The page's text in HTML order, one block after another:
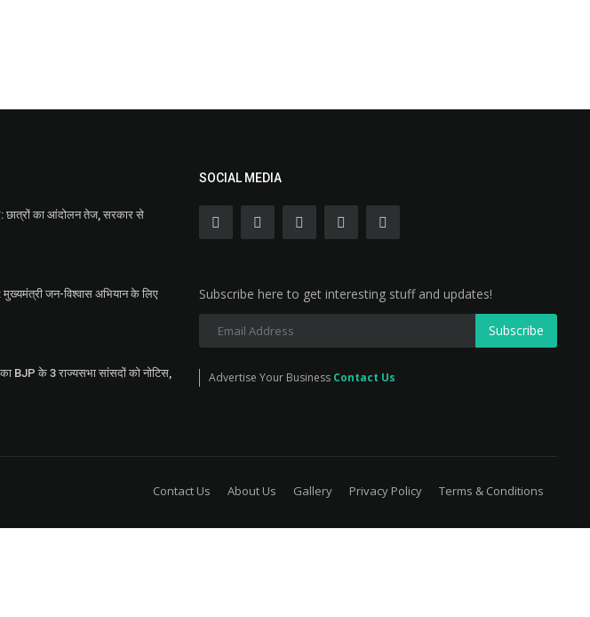
छात्रों का आंदोलन तेज, सरकार से
जन-विश्वास अभियान के लिए
BJP के 3 राज्यसभा सांसदों को नोटिस,
SOCIAL MEDIA
Subscribe here to get interesting stuff and updates!
Subscribe
Advertise Your Business Contact Us
Contact Us About Us Gallery Privacy Policy Terms & Conditions